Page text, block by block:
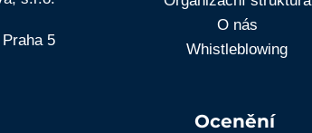
5
O nás
Whistleblowing
Ocenění